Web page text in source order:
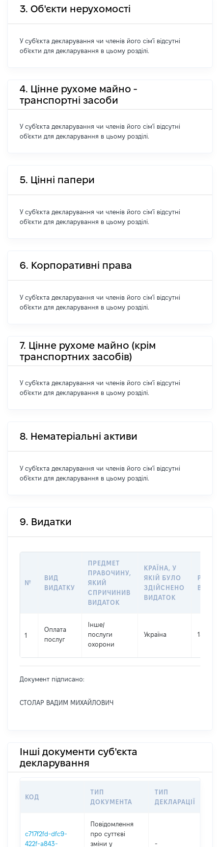
3. Об'єкти нерухомості
У суб'єкта декларування чи членів його сім'ї відсутні
об'єкти для декларування в цьому розділі.
4. Цінне рухоме майно -
транспортні засоби
У суб'єкта декларування чи членів його сім'ї відсутні
об'єкти для декларування в цьому розділі.
5. Цінні папери
У суб'єкта декларування чи членів його сім'ї відсутні
об'єкти для декларування в цьому розділі.
6. Корпоративні права
У суб'єкта декларування чи членів його сім'ї відсутні
об'єкти для декларування в цьому розділі.
7. Цінне рухоме майно (крім
транспортних засобів)
У суб'єкта декларування чи членів його сім'ї відсутні
об'єкти для декларування в цьому розділі.
8. Нематеріальні активи
У суб'єкта декларування чи членів його сім'ї відсутні
об'єкти для декларування в цьому розділі.
9. Видатки
№
ВИД
ВИДАТКУ
ПРЕДМЕТ
ПРАВОЧИНУ,
ЯКИЙ
СПРИЧИНИВ
ВИДАТОК
КРАЇНА, У
ЯКІЙ БУЛО
ЗДІЙСНЕНО
ВИДАТОК
1
Оплата
послуг
Інше/
послуги
охорони
Україна 154880
Документ підписано:
СТОЛАР ВАДИМ МИХАЙЛОВИЧ
Інші документи суб'єкта
декларування
КОД
ТИП
ДОКУМЕНТА
ТИП
ДЕКЛАРАЦІЇ
c717f2fd-dfc9-
422f-a843-
Повідомлення
про суттєві
зміни y
-